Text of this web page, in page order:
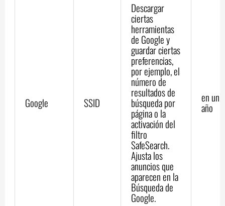
Google SSID
Descargar
ciertas
herramientas
de Google y
guardar ciertas
preferencias,
por ejemplo, el
número de
resultados de
búsqueda por
página o la
activación del
filtro
SafeSearch.
Ajusta los
anuncios que
aparecen en la
Búsqueda de
Google.
en un
año